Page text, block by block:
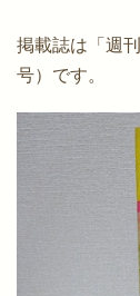
掲載誌は「週
号）です。